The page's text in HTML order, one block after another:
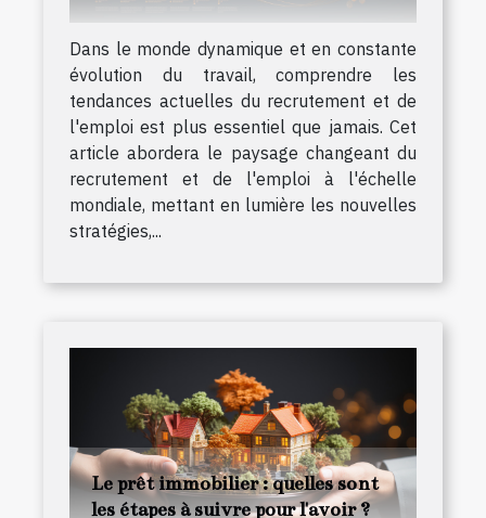
Dans le monde dynamique et en constante
évolution du travail, comprendre les
tendances actuelles du recrutement et de
l'emploi est plus essentiel que jamais. Cet
article abordera le paysage changeant du
recrutement et de l'emploi à l'échelle
mondiale, mettant en lumière les nouvelles
stratégies,...
Le prêt immobilier : quelles sont
les étapes à suivre pour l'avoir ?